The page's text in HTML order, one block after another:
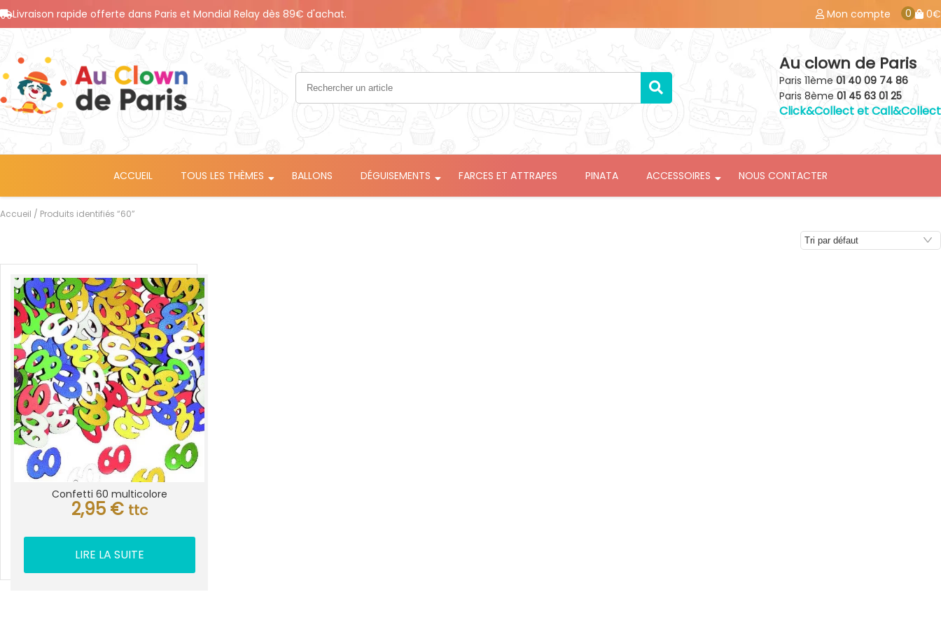
Livraison rapide offerte dans Paris et Mondial Relay dès 89€ d'achat. Mon compte 0 0€
Au clown de Paris
Paris 11ème 01 40 09 74 86
Paris 8ème 01 45 63 01 25
Click&Collect et Call&Collect
ACCUEIL TOUS LES THÈMES BALLONS DÉGUISEMENTS FARCES ET ATTRAPES PINATA ACCESSOIRES NOUS CONTACTER
Accueil / Produits identifiés “60”
Confetti 60 multicolore
2,95 € ttc
LIRE LA SUITE